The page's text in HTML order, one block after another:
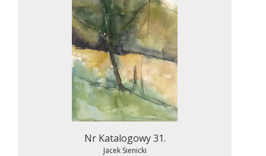
Nr Katalogowy 31.
Jacek Sienicki